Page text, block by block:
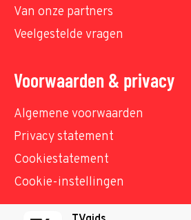
Van onze partners
Veelgestelde vragen
Voorwaarden & privacy
Algemene voorwaarden
Privacy statement
Cookiestatement
Cookie-instellingen